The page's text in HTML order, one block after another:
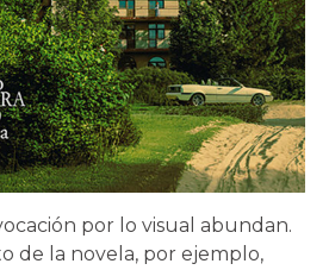
por lo visual abundan.
de la novela, por ejemplo,